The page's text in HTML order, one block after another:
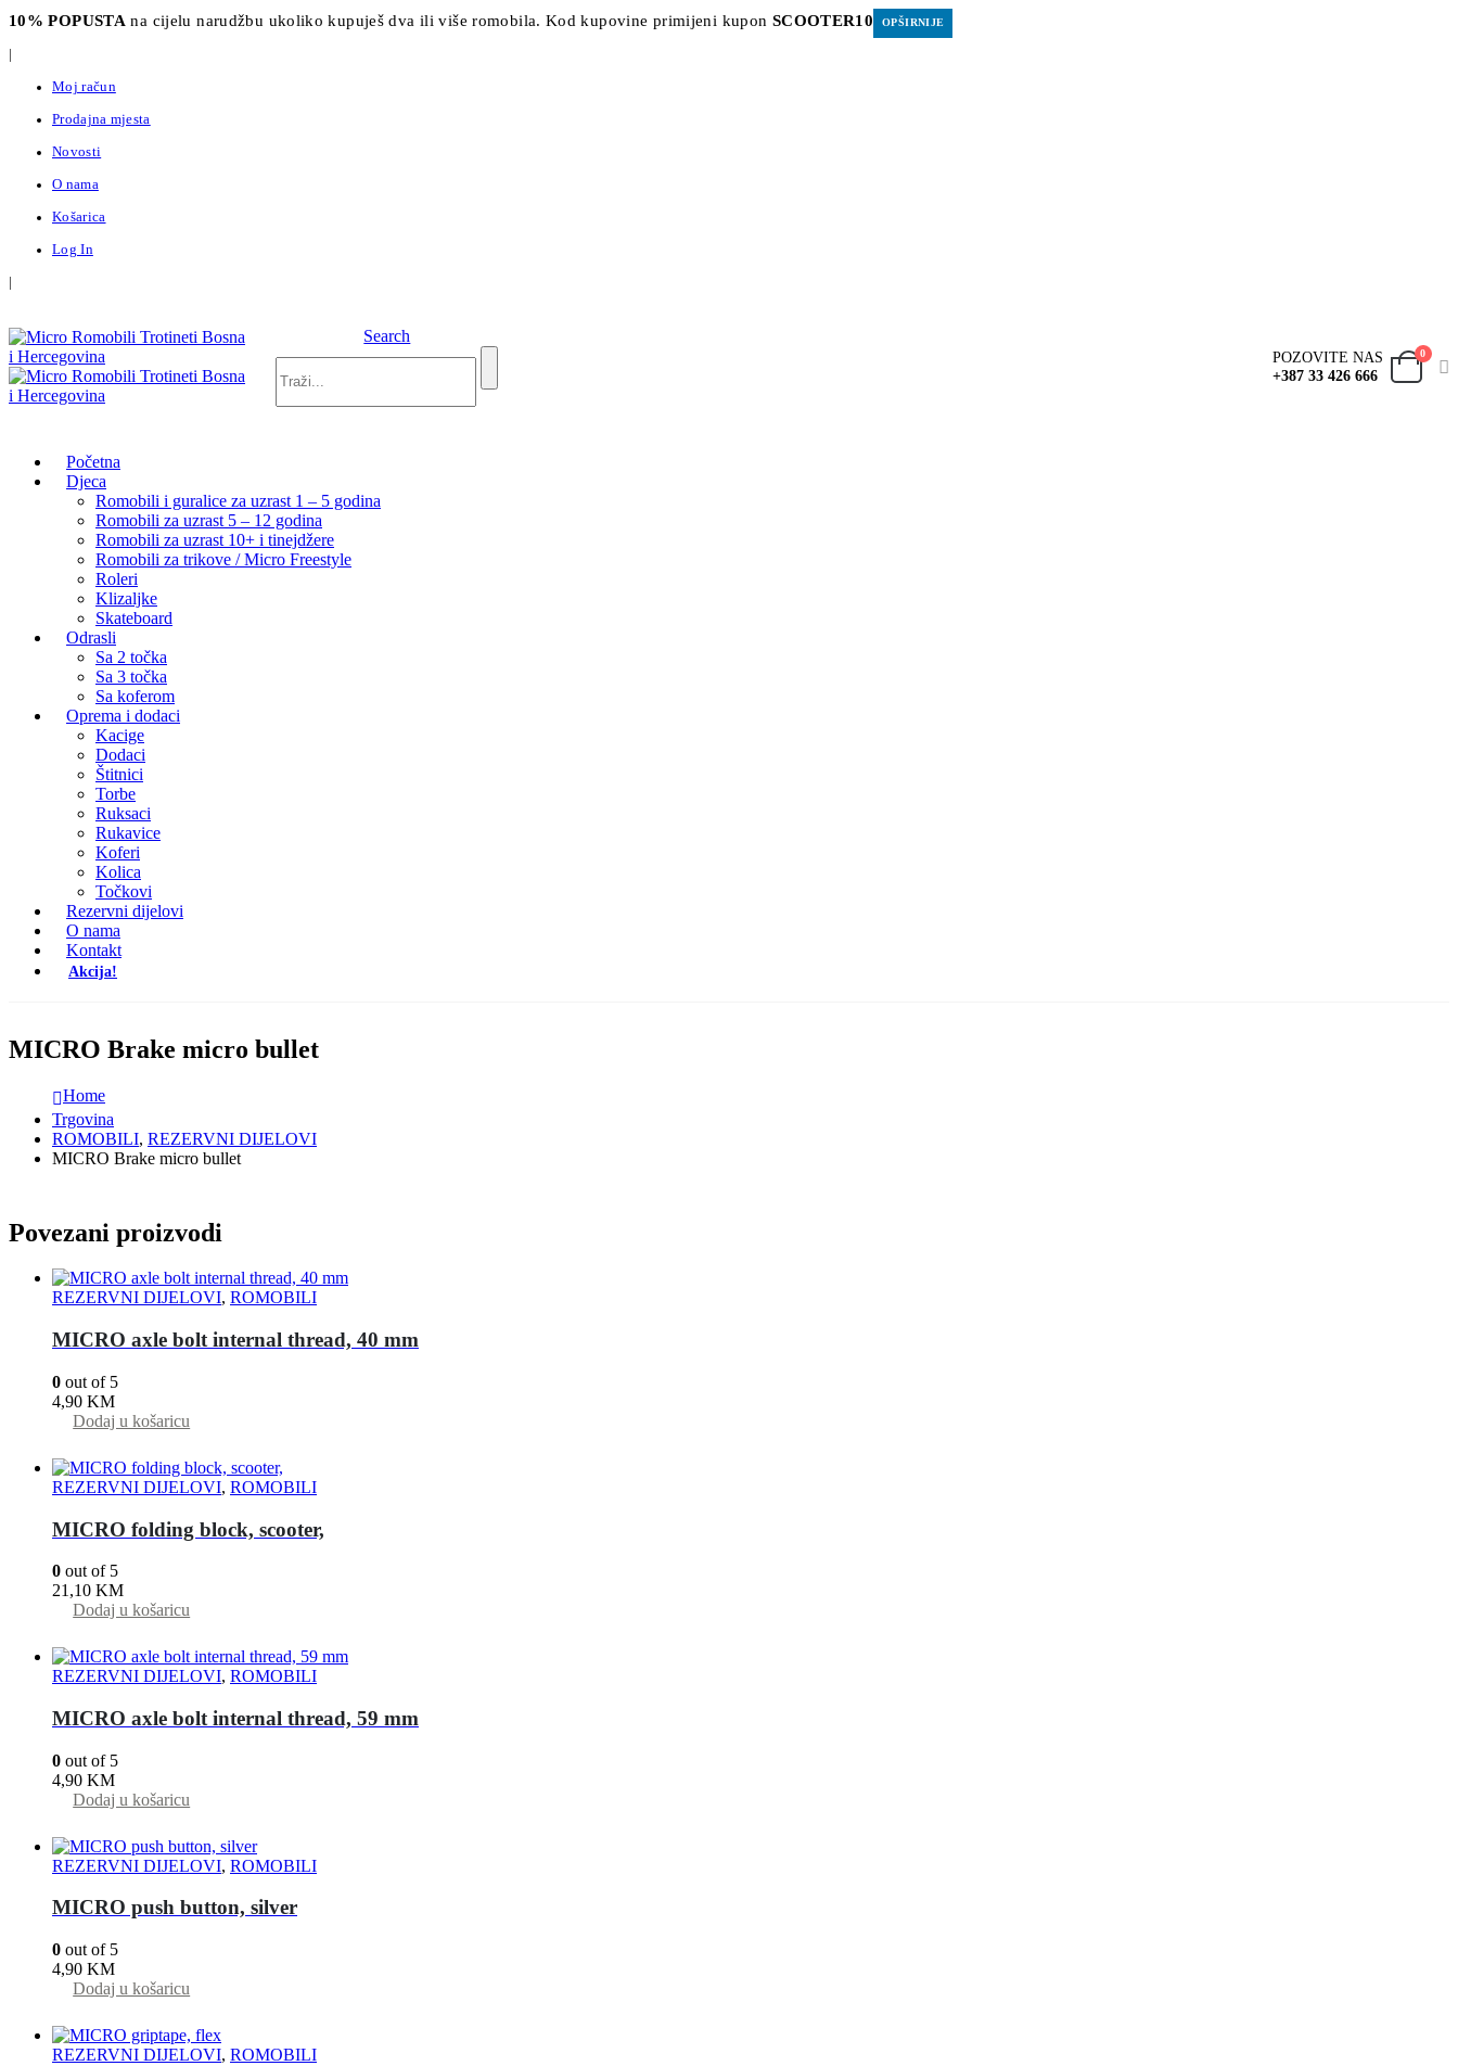
10% POPUSTA na cijelu narudžbu ukoliko kupuješ dva ili više romobila. Kod kupovine primijeni kupon SCOOTER10 OPŠIRNIJE
|
Moj račun
Prodajna mjesta
Novosti
O nama
Košarica
Log In
|
Search
POZOVITE NAS
+387 33 426 666
0
Početna
Djeca
Romobili i guralice za uzrast 1 – 5 godina
Romobili za uzrast 5 – 12 godina
Romobili za uzrast 10+ i tinejdžere
Romobili za trikove / Micro Freestyle
Roleri
Klizaljke
Skateboard
Odrasli
Sa 2 točka
Sa 3 točka
Sa koferom
Oprema i dodaci
Kacige
Dodaci
Štitnici
Torbe
Ruksaci
Rukavice
Koferi
Kolica
Točkovi
Rezervni dijelovi
O nama
Kontakt
Akcija!
MICRO Brake micro bullet
Home
Trgovina
ROMOBILI, REZERVNI DIJELOVI
MICRO Brake micro bullet
Povezani proizvodi
REZERVNI DIJELOVI, ROMOBILI
MICRO axle bolt internal thread, 40 mm
0 out of 5
4,90 KM
Dodaj u košaricu
REZERVNI DIJELOVI, ROMOBILI
MICRO folding block, scooter,
0 out of 5
21,10 KM
Dodaj u košaricu
REZERVNI DIJELOVI, ROMOBILI
MICRO axle bolt internal thread, 59 mm
0 out of 5
4,90 KM
Dodaj u košaricu
REZERVNI DIJELOVI, ROMOBILI
MICRO push button, silver
0 out of 5
4,90 KM
Dodaj u košaricu
REZERVNI DIJELOVI, ROMOBILI